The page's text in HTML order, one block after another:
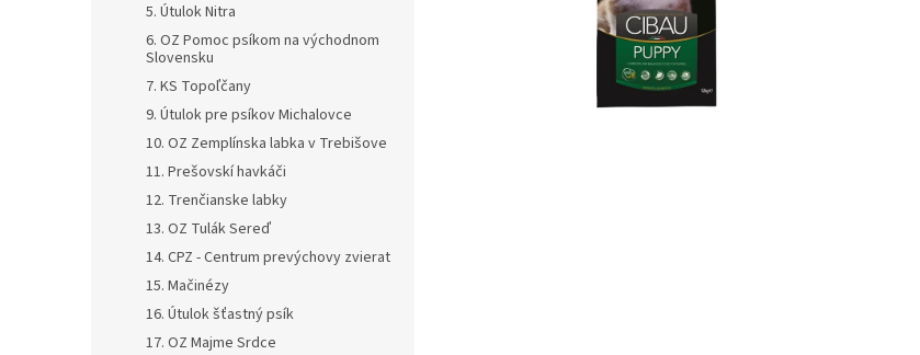
5. Útulok Nitra
6. OZ Pomoc psíkom na východnom
Slovensku
7. KS Topoľčany
9. Útulok pre psíkov Michalovce
10. OZ Zemplínska labka v Trebišove
11. Prešovskí havkáči
12. Trenčianske labky
13. OZ Tulák Sereď
14. CPZ - Centrum prevýchovy zvierat
15. Mačinézy
16. Útulok šťastný psík
17. OZ Majme Srdce